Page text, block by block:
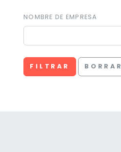
NOMBRE DE EMPRESA
FILTRAR BORRAR